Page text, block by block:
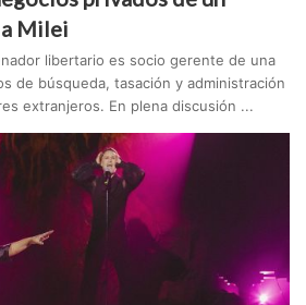
Milei
libertario es socio gerente de una
de búsqueda, tasación y administración
extranjeros. En plena discusión ...